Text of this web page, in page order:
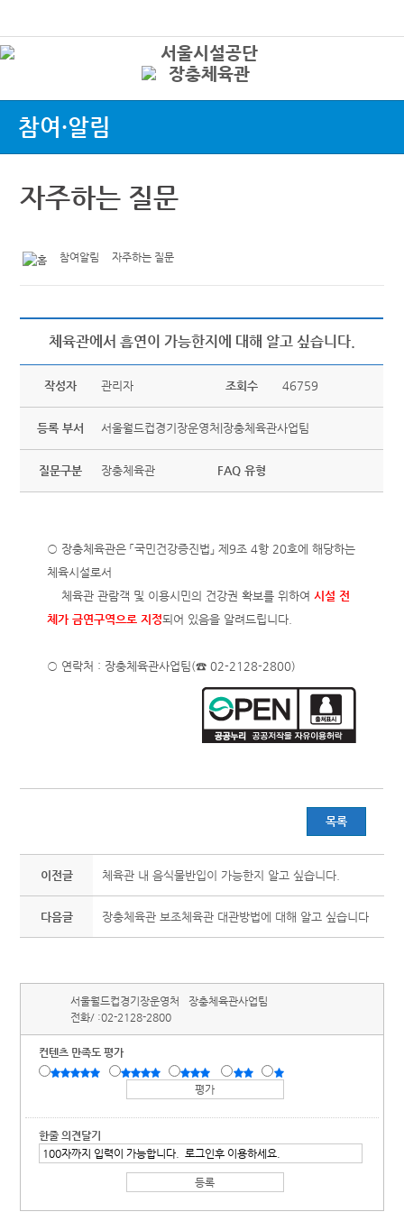
참여·알림
자주하는 질문
참여알림 자주하는 질문
체육관에서 흡연이 가능한지에 대해 알고 싶습니다.
작성자 관리자 조회수 46759
등록 부서 서울월드컵경기장운영처|장충체육관사업팀
질문구분 장충체육관 FAQ 유형
○ 장충체육관은 「국민건강증진법」 제9조 4항 20호에 해당하는
체육시설로서
체육관 관람객 및 이용시민의 건강권 확보를 위하여시설 전
체가 금연구역으로 지정되어 있음을 알려드립니다.
○ 연락처 : 장충체육관사업팀(☎ 02-2128-2800)
목록
이전글 체육관 내 음식물반입이 가능한지 알고 싶습니다.
다음글 장충체육관 보조체육관 대관방법에 대해 알고 싶습니다
서울월드컵경기장운영처
장충체육관사업팀
전화/ :02-2128-2800
컨텐츠 만족도 평가
한줄 의견달기